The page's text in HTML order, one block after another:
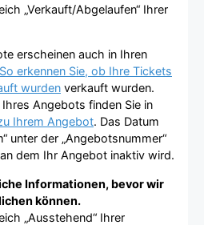
„Verkauft/Abgelaufen“ Ihrer
erscheinen auch in Ihren
So erkennen Sie, ob Ihre Tickets
wurden verkauft wurden.
Angebots finden Sie in
Ihrem Angebot. Das Datum
unter der „Angebotsnummer“
dem Ihr Angebot inaktiv wird.
Informationen, bevor wir
können.
„Ausstehend“ Ihrer